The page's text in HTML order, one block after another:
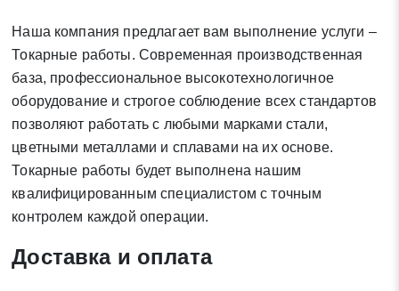
Поиск
Наша компания предлагает вам выполнение услуги –
Токарные работы. Современная производственная
база, профессиональное высокотехнологичное
оборудование и строгое соблюдение всех стандартов
позволяют работать с любыми марками стали,
цветными металлами и сплавами на их основе.
Токарные работы будет выполнена нашим
квалифицированным специалистом с точным
контролем каждой операции.
Доставка и оплата
Заявка на обратный звонок